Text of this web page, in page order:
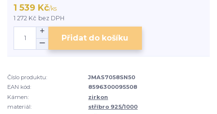
1 539 Kč/ks
1 272 Kč bez DPH
Přidat do košíku
Číslo produktu:
JMAS7058SN50
EAN kód:
8596300095508
Kámen:
zirkon
materiál:
stříbro 925/1000